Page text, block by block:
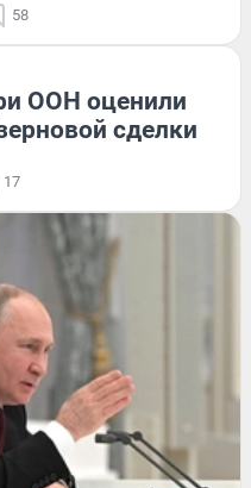
58
ООН оценили
сделки
17